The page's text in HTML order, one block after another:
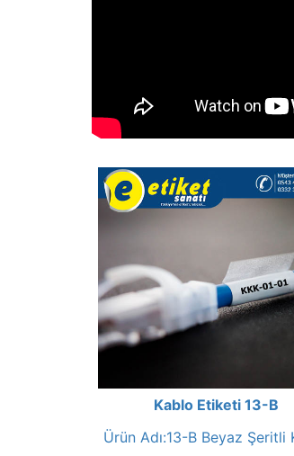
Kablo Etiketi 13-B
Ürün Adı:13-B Beyaz Şeritli